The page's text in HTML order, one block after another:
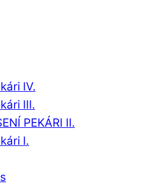
IV.
III.
PEKÁRI II.
I.